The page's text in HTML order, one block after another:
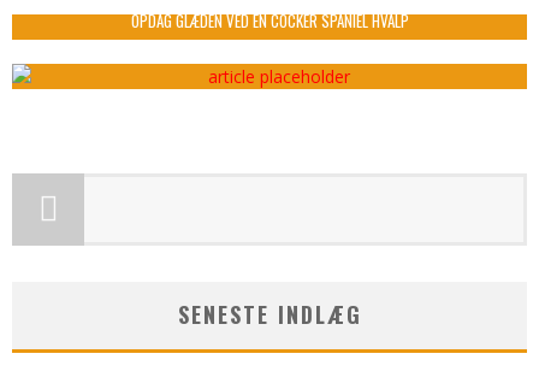
OPDAG GLÆDEN VED EN COCKER SPANIEL HVALP
SENESTE INDLÆG